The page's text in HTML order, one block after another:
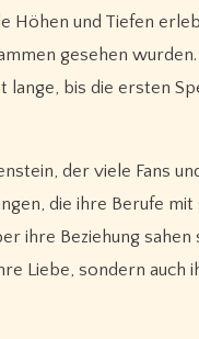
Höhen und Tiefen
gesehen wurden.
bis die ersten
der viele Fans
die ihre Berufe mit
ihre Beziehung sahen
Liebe, sondern auch